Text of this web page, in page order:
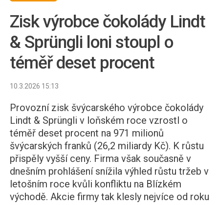
Zisk výrobce čokolády Lindt
& Sprüngli loni stoupl o
téměř deset procent
10.3.2026 15:13
Provozní zisk švýcarského výrobce čokolády
Lindt & Sprüngli v loňském roce vzrostl o
téměř deset procent na 971 milionů
švýcarských franků (26,2 miliardy Kč). K růstu
přispěly vyšší ceny. Firma však současně v
dnešním prohlášení snížila výhled růstu tržeb v
letošním roce kvůli konfliktu na Blízkém
východě. Akcie firmy tak klesly nejvíce od roku